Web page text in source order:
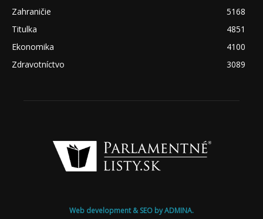
Zahraničie
5168
Titulka
4851
Ekonomika
4100
Zdravotníctvo
3089
Web development & SEO by ADMINA.